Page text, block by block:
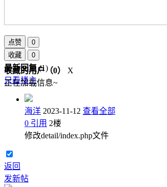
点赞
0
收藏
0
收藏的用户（0）
X
正在加载信息~
最新回复(1)
只看楼主
海洋 2023-11-12 查看全部
0 引用 2楼
修改detail/index.php文件
返回
发新帖